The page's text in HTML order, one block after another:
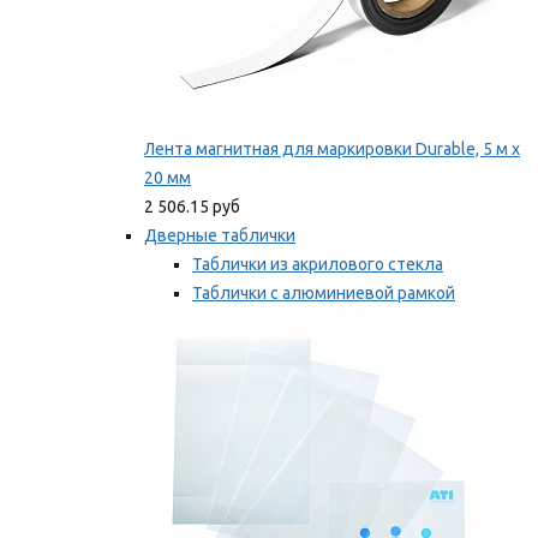
Лента магнитная для маркировки Durable, 5 м х
20 мм
2 506.15 руб
Дверные таблички
Таблички из акрилового стекла
Таблички с алюминиевой рамкой